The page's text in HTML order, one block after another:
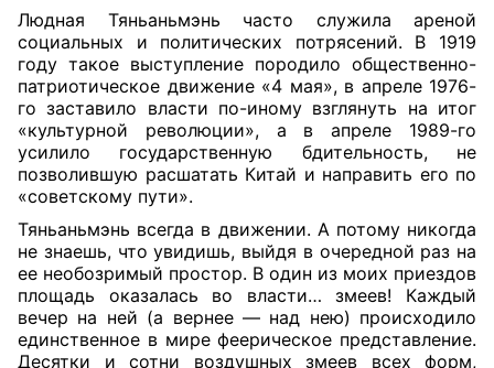
Людная Тяньаньмэнь часто служила ареной
социальных и политических потрясений.
В 1919
году такое выступление породило общественно-
патриотическое движение «4 мая», в апреле 1976-
го заставило власти по-иному взглянуть на итог
«культурной революции», а в апреле 1989-го
усилило государственную бдительность, не
позволившую расшатать Китай и направить его по
«советскому пути».
Тяньаньмэнь всегда в движении. А потому никогда
не знаешь, что увидишь, выйдя в очередной раз на
ее необозримый простор. В один из моих приездов
площадь оказалась во власти… змеев! Каждый
вечер на ней (а вернее — над нею) происходило
единственное в мире феерическое представление.
Десятки и сотни воздушных змеев всех форм,